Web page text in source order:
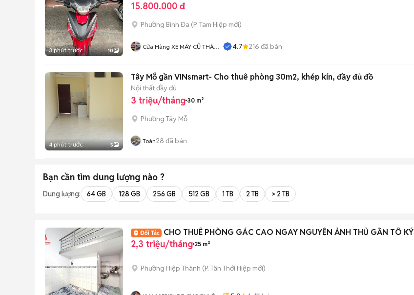
3 phút trước 10
15.800.000 đ
Phường Bình Đa (P. Tam Hiệp mới)
Cửa Hàng XE MÁY CŨ THÀNH
4.7 216 đã bán
4 phút trước 5
Tây Mỗ gần VINsmart- Cho thuê phòng 30m2, khép kín, đầy đủ đồ
Nội thất đầy đủ
3 triệu/tháng 30 m²
Phường Tây Mỗ
Toàn28 đã bán
Bạn cần tìm dung lượng nào ?
Dung lượng: 64 GB 128 GB 256 GB 512 GB 1 TB 2 TB > 2 TB
CHO THUÊ PHÒNG GÁC CAO NGAY NGUYỄN ẢNH THỦ GẦN TÔ KÝ
2,3 triệu/tháng 25 m²
Phường Hiệp Thành (P. Tân Thới Hiệp mới)